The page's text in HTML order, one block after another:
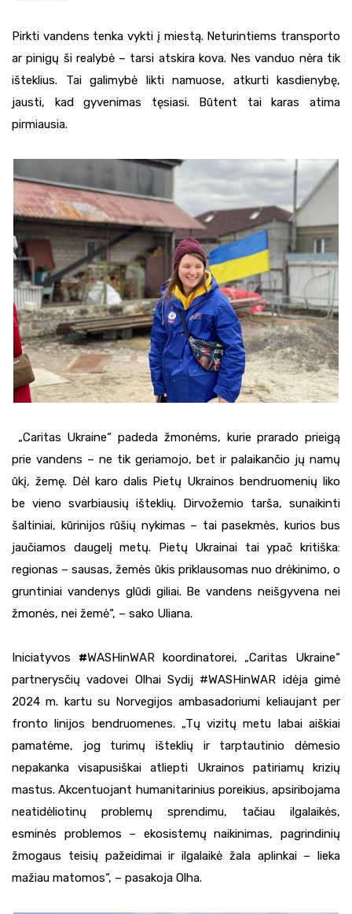
Pirkti vandens tenka vykti į miestą. Neturintiems transporto
ar pinigų ši realybė – tarsi atskira kova. Nes vanduo nėra tik
išteklius. Tai galimybė likti namuose, atkurti kasdienybę,
jausti, kad gyvenimas tęsiasi. Būtent tai karas atima
pirmiausia.
„Caritas Ukraine“ padeda žmonėms, kurie prarado prieigą
prie vandens – ne tik geriamojo, bet ir palaikančio jų namų
ūkį, žemę. Dėl karo dalis Pietų Ukrainos bendruomenių liko
be vieno svarbiausių išteklių. Dirvožemio tarša, sunaikinti
šaltiniai, kūrinijos rūšių nykimas – tai pasekmės, kurios bus
jaučiamos daugelį metų. Pietų Ukrainai tai ypač kritiška:
regionas – sausas, žemės ūkis priklausomas nuo drėkinimo, o
gruntiniai vandenys glūdi giliai. Be vandens neišgyvena nei
žmonės, nei žemė“, – sako Uliana.
Iniciatyvos #WASHinWAR koordinatorei, „Caritas Ukraine“
partnerysčių vadovei Olhai Sydij #WASHinWAR idėja gimė
2024 m. kartu su Norvegijos ambasadoriumi keliaujant per
fronto linijos bendruomenes. „Tų vizitų metu labai aiškiai
pamatėme, jog turimų išteklių ir tarptautinio dėmesio
nepakanka visapusiškai atliepti Ukrainos patiriamų krizių
mastus. Akcentuojant humanitarinius poreikius, apsiribojama
neatidėliotinų problemų sprendimu, tačiau ilgalaikės,
esminės problemos – ekosistemų naikinimas, pagrindinių
žmogaus teisių pažeidimai ir ilgalaikė žala aplinkai – lieka
mažiau matomos“, – pasakoja Olha.